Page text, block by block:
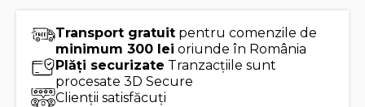
HORECA
Tea
Forte
Transport gratuit pentru comenzile de
minimum 300 lei oriunde în România
Plăți securizate Tranzacțiile sunt
procesate 3D Secure
Clienții satisfăcuți